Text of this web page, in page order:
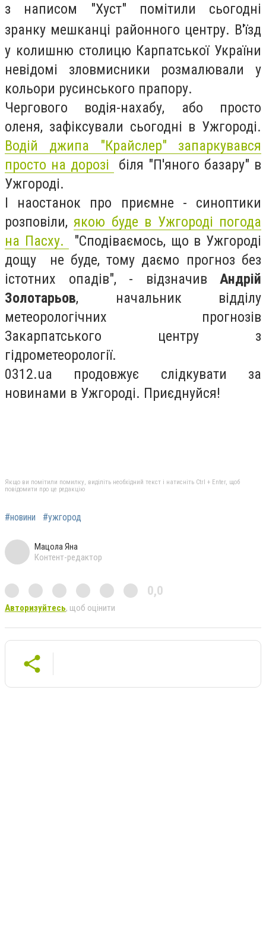
з написом "Хуст" помітили сьогодні
зранку мешканці районного центру. В'їзд
у колишню столицю Карпатської України
невідомі зловмисники розмалювали у
кольори русинського прапору.
Чергового водія-нахабу, або просто
оленя, зафіксували сьогодні в Ужгороді.
Водій джипа "Крайслер" запаркувався
просто на дорозі
біля "П'яного базару" в
Ужгороді.
І наостанок про приємне - синоптики
розповіли,якою буде в Ужгороді погода
на Пасху.
"Сподіваємось, що в Ужгороді
дощу не буде, тому даємо прогноз без
істотних опадів", - відзначив Андрій
Золотарьов, начальник відділу
метеорологічних прогнозів
Закарпатського центру з
гідрометеорології.
0312.ua продовжує слідкувати за
новинами в Ужгороді. Приєднуйся!
Якщо ви помітили помилку, виділіть необхідний текст і натисніть Ctrl + Enter, щоб
повідомити про це редакцію
#новини #ужгород
Мацола Яна
Контент-редактор
0,0
Авторизуйтесь, щоб оцінити